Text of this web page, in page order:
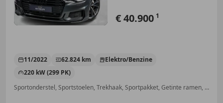
€ 40.900 1
11/2022 62.824 km
Elektro/Benzine
220 kW (299 PK)
Sportonderstel, Sportstoelen, Trekhaak, Sportpakket, Getinte ramen, 4x4, Garantie, Parkeerhulp met camera